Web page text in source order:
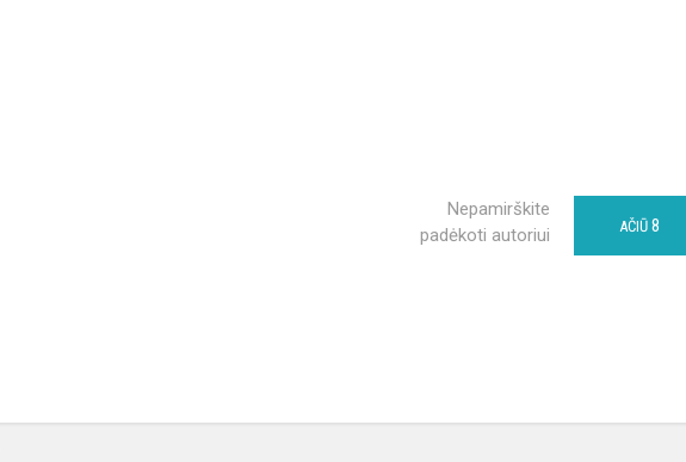
Nepamirškite
padėkoti autoriui
AČIŪ 8